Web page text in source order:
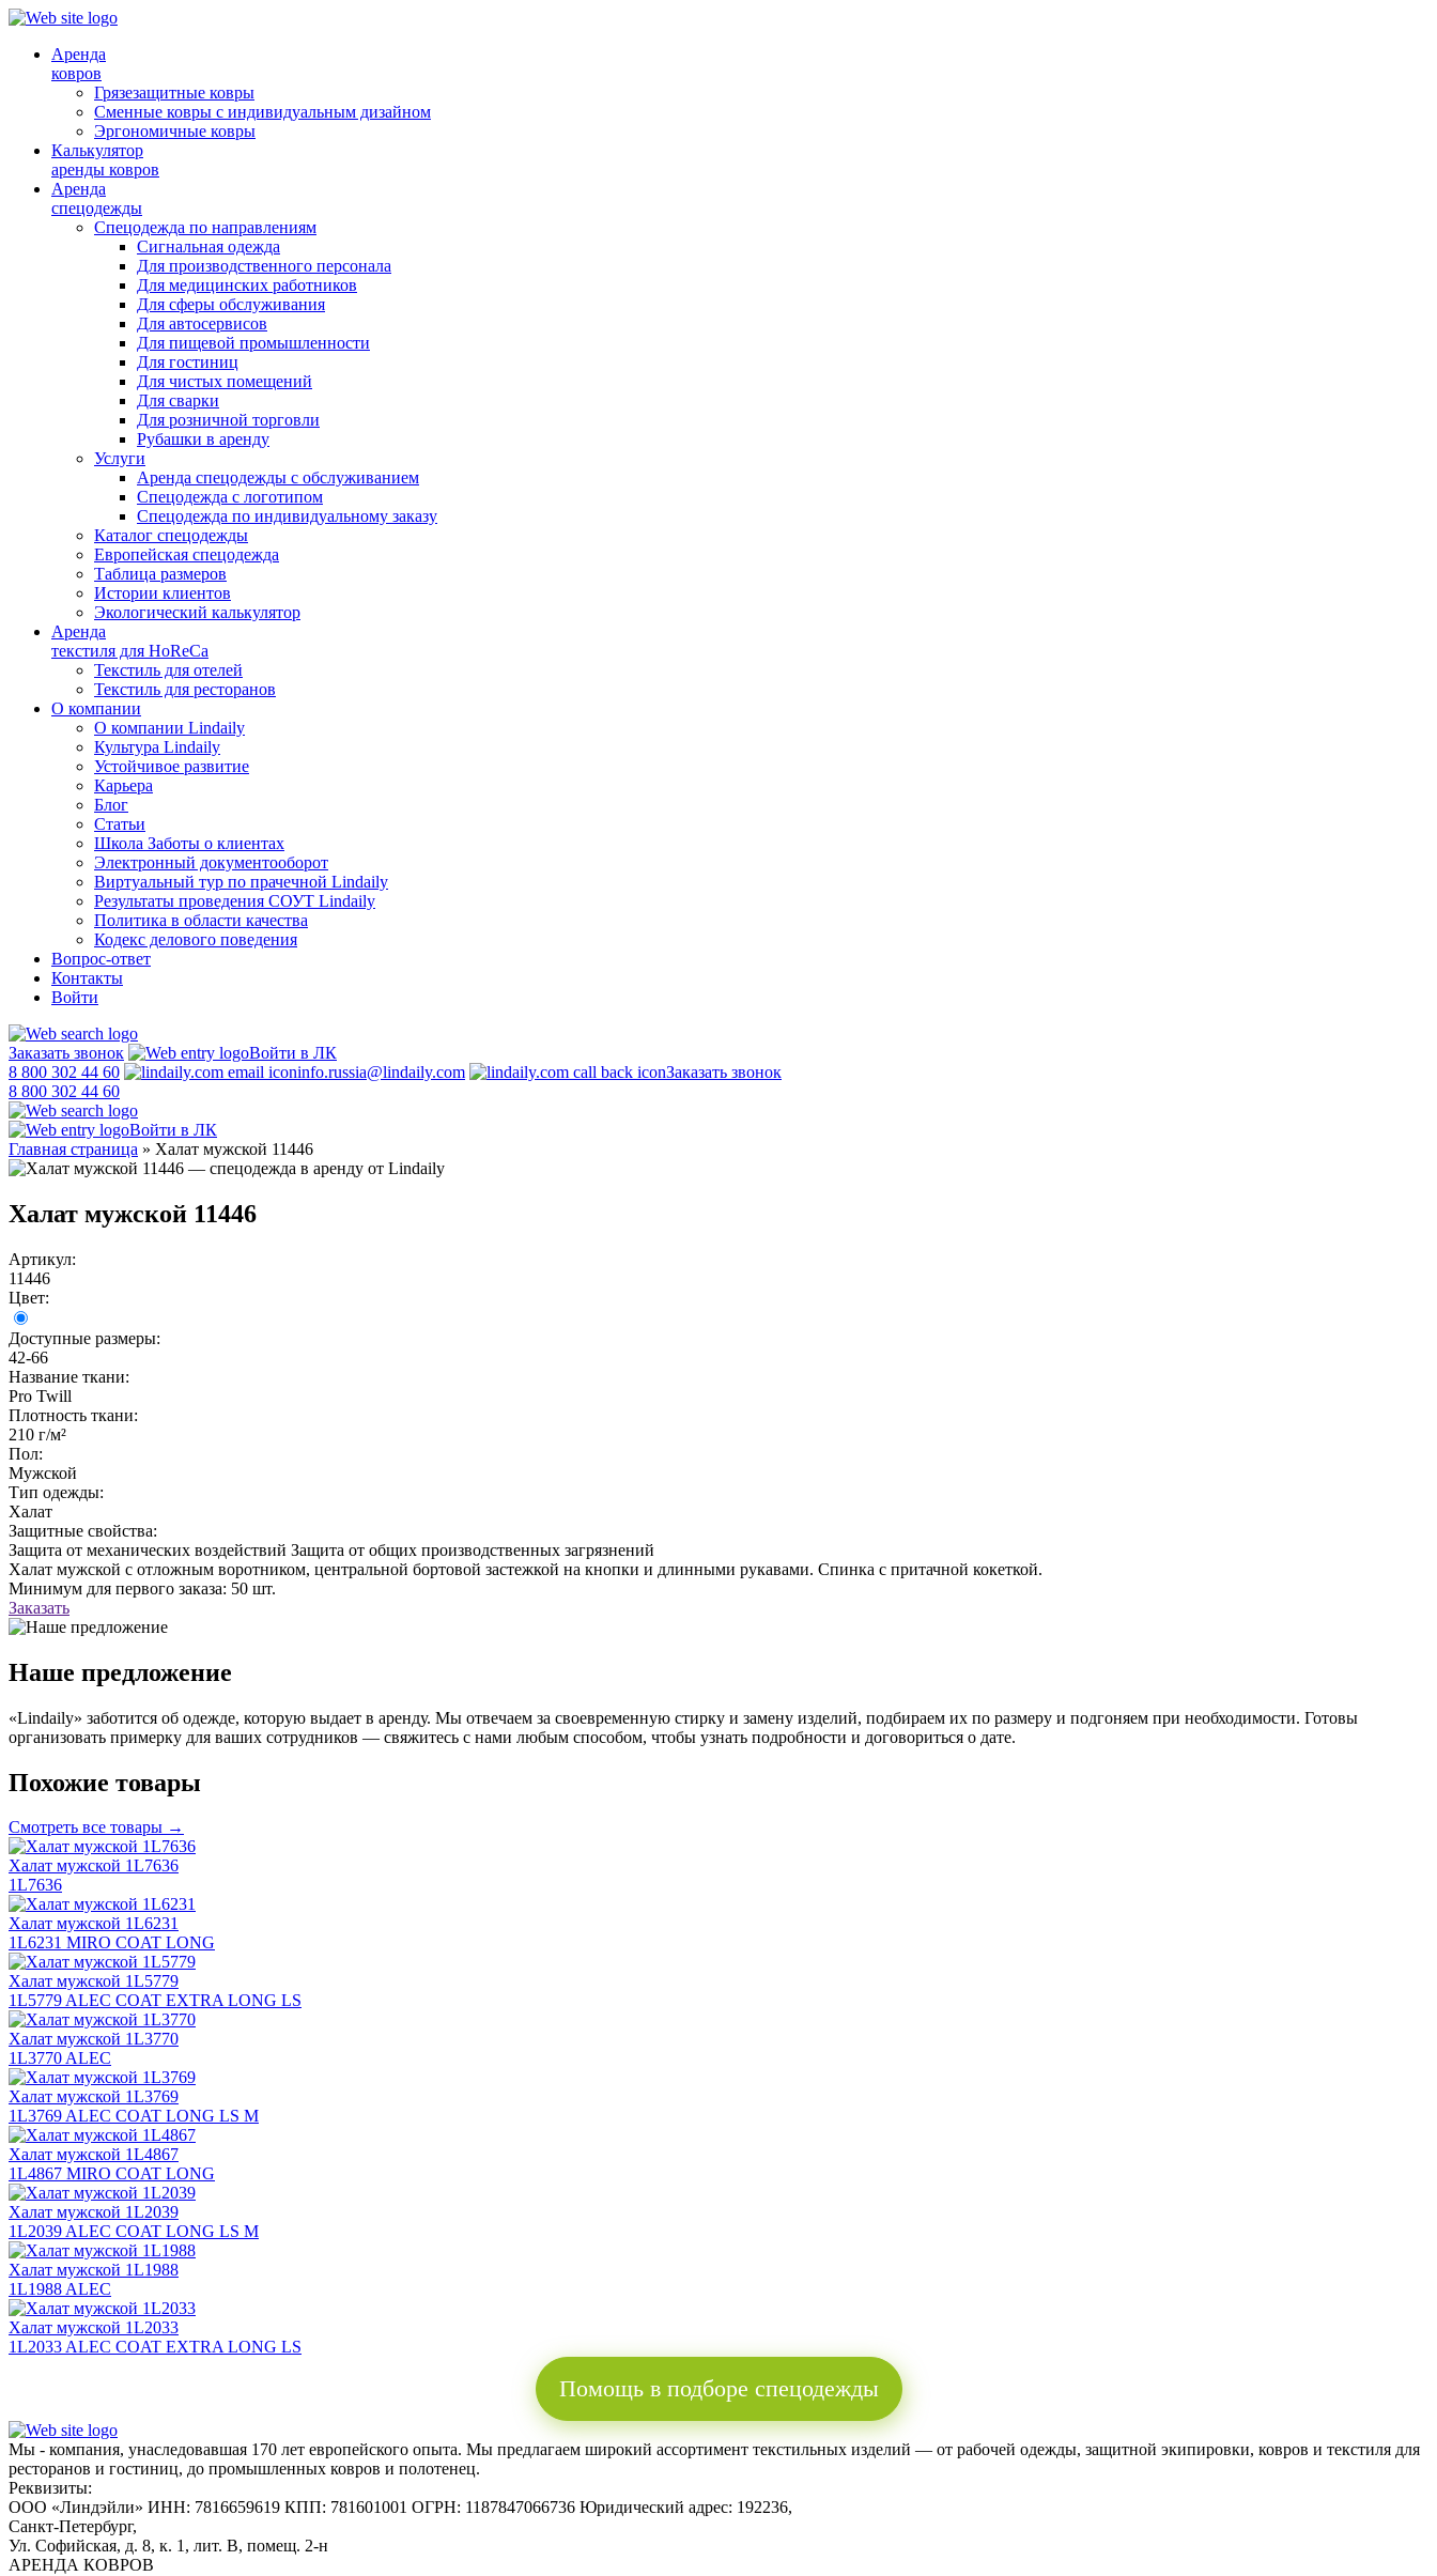
Аренда
ковров
Грязезащитные ковры
Сменные ковры с индивидуальным дизайном
Эргономичные ковры
Калькулятор
аренды ковров
Аренда
спецодежды
Спецодежда по направлениям
Сигнальная одежда
Для производственного персонала
Для медицинских работников
Для сферы обслуживания
Для автосервисов
Для пищевой промышленности
Для гостиниц
Для чистых помещений
Для сварки
Для розничной торговли
Рубашки в аренду
Услуги
Аренда спецодежды с обслуживанием
Спецодежда с логотипом
Спецодежда по индивидуальному заказу
Каталог спецодежды
Европейская спецодежда
Таблица размеров
Истории клиентов
Экологический калькулятор
Аренда
текстиля для HoReCa
Текстиль для отелей
Текстиль для ресторанов
О компании
О компании Lindaily
Культура Lindaily
Устойчивое развитие
Карьера
Блог
Статьи
Школа Заботы о клиентах
Электронный документооборот
Виртуальный тур по прачечной Lindaily
Результаты проведения СОУТ Lindaily
Политика в области качества
Кодекс делового поведения
Вопрос-ответ
Контакты
Войти
Заказать звонок
Войти в ЛК
8 800 302 44 60
info.russia@lindaily.com
Заказать звонок
8 800 302 44 60
Войти в ЛК
Главная страница » Халат мужской 11446
Халат мужской 11446
Артикул:
11446
Цвет:
Доступные размеры:
42-66
Название ткани:
Pro Twill
Плотность ткани:
210 г/м²
Пол:
Мужской
Тип одежды:
Халат
Защитные свойства:
Защита от механических воздействий Защита от общих производственных загрязнений
Халат мужской с отложным воротником, центральной бортовой застежкой на кнопки и длинными рукавами. Спинка с притачной кокеткой.
Минимум для первого заказа: 50 шт.
Заказать
Наше предложение
«Lindaily» заботится об одежде, которую выдает в аренду. Мы отвечаем за своевременную стирку и замену изделий, подбираем их по размеру и подгоняем при необходимости. Готовы
организовать примерку для ваших сотрудников — свяжитесь с нами любым способом, чтобы узнать подробности и договориться о дате.
Похожие товары
Смотреть все товары →
Халат мужской 1L7636
1L7636
Халат мужской 1L6231
1L6231 MIRO COAT LONG
Халат мужской 1L5779
1L5779 ALEC COAT EXTRA LONG LS
Халат мужской 1L3770
1L3770 ALEC
Халат мужской 1L3769
1L3769 ALEC COAT LONG LS M
Халат мужской 1L4867
1L4867 MIRO COAT LONG
Халат мужской 1L2039
1L2039 ALEC COAT LONG LS M
Халат мужской 1L1988
1L1988 ALEC
Халат мужской 1L2033
1L2033 ALEC COAT EXTRA LONG LS
Помощь в подборе спецодежды
Мы - компания, унаследовавшая 170 лет европейского опыта. Мы предлагаем широкий ассортимент текстильных изделий — от рабочей одежды, защитной экипировки, ковров и текстиля для
ресторанов и гостиниц, до промышленных ковров и полотенец.
Реквизиты:
ООО «Линдэйли» ИНН: 7816659619 КПП: 781601001 ОГРН: 1187847066736 Юридический адрес: 192236,
Санкт-Петербург,
Ул. Софийская, д. 8, к. 1, лит. В, помещ. 2-н
АРЕНДА КОВРОВ